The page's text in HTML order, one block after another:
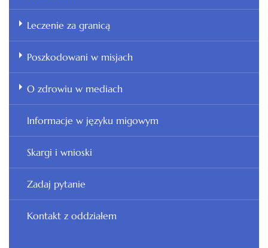
Leczenie za granicą
Poszkodowani w misjach
O zdrowiu w mediach
Informacje w języku migowym
Skargi i wnioski
Zadaj pytanie
Kontakt z oddziałem